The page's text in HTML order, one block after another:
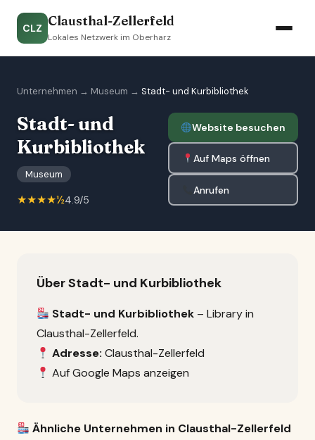
CLZ Clausthal-Zellerfeld
Lokales Netzwerk im Oberharz
Unternehmen → Museum → Stadt- und Kurbibliothek
Stadt- und
Kurbibliothek
Museum
★★★★½4.9/5
Website besuchen
Auf Maps öffnen
Anrufen
Über Stadt- und Kurbibliothek
Stadt- und Kurbibliothek – Library in
Clausthal-Zellerfeld.
Adresse: Clausthal-Zellerfeld
Auf Google Maps anzeigen
Ähnliche Unternehmen in Clausthal-Zellerfeld